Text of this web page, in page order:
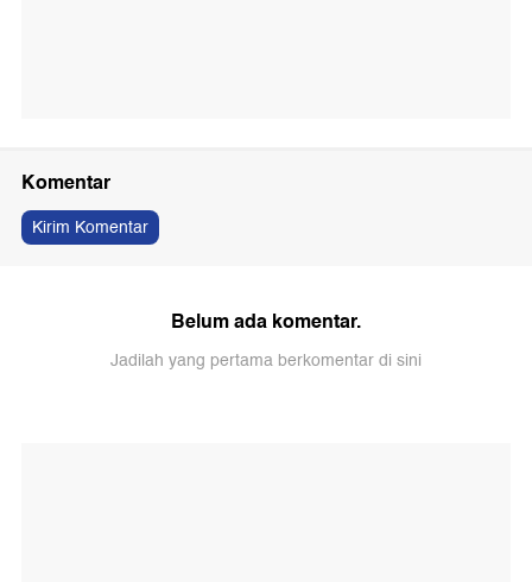
Komentar
Kirim Komentar
Belum ada komentar.
Jadilah yang pertama berkomentar di sini